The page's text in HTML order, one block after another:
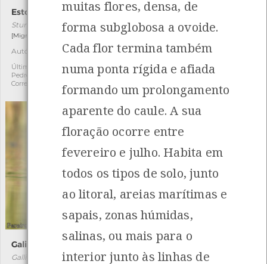
Estorninho-malhado
Sturnus vulgaris
[Migrador]
Autóctone
Última observação por:
Pedro Jorge Nogueira
Correia
3
Toutinegra-do-mato
Curruca undata
Autóctone
Última observação por: jose
alberto lima silva rodrigues
Galinha-d'água
Gallinula chloropus
Mocho-galego
Athene noctua
muitas flores, densa, de
forma subglobosa a ovoide.
Cada flor termina também
numa ponta rígida e afiada
formando um prolongamento
aparente do caule. A sua
floração ocorre entre
fevereiro e julho. Habita em
todos os tipos de solo, junto
ao litoral, areias marítimas e
sapais, zonas húmidas,
salinas, ou mais para o
interior junto às linhas de